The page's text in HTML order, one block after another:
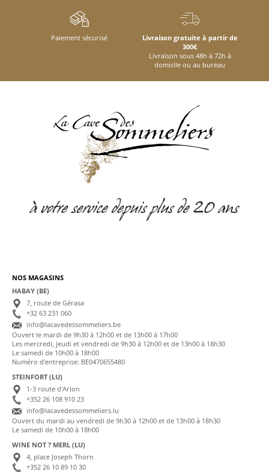
Paiement sécurisé
Livraison gratuite à partir de
300€
Livraison sous 48h à 72h à
domicile ou au bureau
NOS MAGASINS
HABAY (BE)
7, route de Gérasa
+32 63 231 060
info@lacavedessommeliers.be
Ouvert le mardi de 9h30 à 12h00 et de 13h00 à 17h00
Les mercredi, jeudi et vendredi de 9h30 à 12h00 et de 13h00 à 18h30
Le samedi de 10h00 à 18h00
Numéro d'entreprise: BE0470655480
STEINFORT (LU)
1-3 route d'Arlon
+352 26 108 910 23
info@lacavedessommeliers.lu
Ouvert du mardi au vendredi de 9h30 à 12h00 et de 13h00 à 18h30
Le samedi de 10h00 à 18h00
WINE NOT ? MERL (LU)
4, place Joseph Thorn
+352 26 10 89 10 30